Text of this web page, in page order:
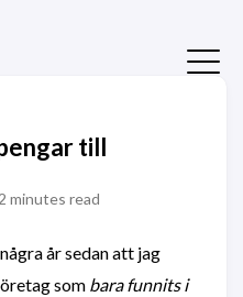
till
2 minutes read
år sedan att jag
som bara funnits i